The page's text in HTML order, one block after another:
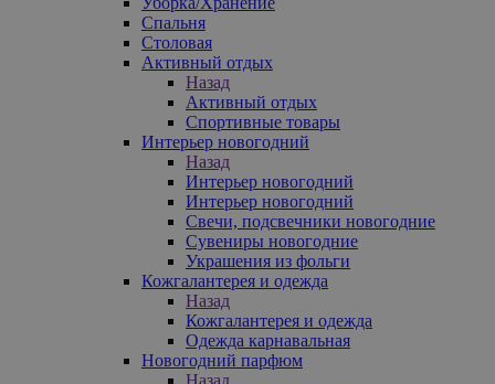
Спальня
Столовая
Активный отдых
Назад
Активный отдых
Спортивные товары
Интерьер новогодний
Назад
Интерьер новогодний
Интерьер новогодний
Свечи, подсвечники новогодние
Сувениры новогодние
Украшения из фольги
Кожгалантерея и одежда
Назад
Кожгалантерея и одежда
Одежда карнавальная
Новогодний парфюм
Назад